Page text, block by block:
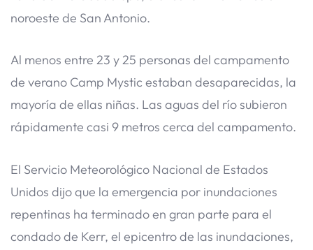
noroeste de San Antonio.
Al menos entre 23 y 25 personas del campamento
de verano Camp Mystic estaban desaparecidas, la
mayoría de ellas niñas. Las aguas del río subieron
rápidamente casi 9 metros cerca del campamento.
El Servicio Meteorológico Nacional de Estados
Unidos dijo que la emergencia por inundaciones
repentinas ha terminado en gran parte para el
condado de Kerr, el epicentro de las inundaciones,